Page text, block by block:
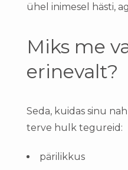
ühel inimesel hästi,
Miks me
erinevalt?
Seda, kuidas sinu
terve hulk tegureid:
pärilikkus